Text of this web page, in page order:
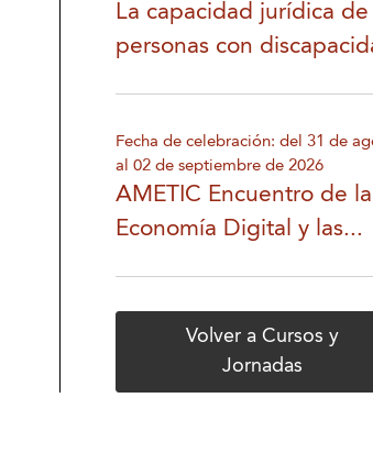
La capacidad jurídica de
personas con
Fecha de celebración: del 31 de
al 02 de septiembre de 2026
AMETIC Encuentro de la
Economía Digital y las...
Volver a Cursos y
Jornadas